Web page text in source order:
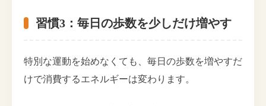
習慣3：毎日の歩数を少しだけ増やす
特別な運動を始めなくても、毎日の歩数を増やすだ
けで消費するエネルギーは変わります。